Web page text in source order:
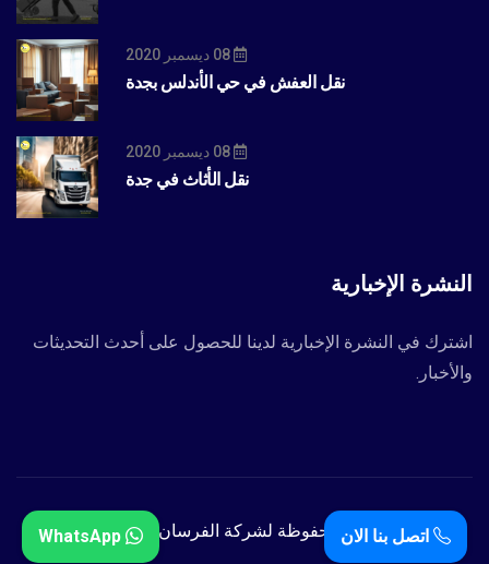
نقل العفش في حي الأندلس بجدة
نقل الأثاث في جدة
النشرة الإخبارية
اشترك في النشرة الإخبارية لدينا للحصول على أحدث التحديثات
والأخبار.
جميع الحقوق محفوظة لشركة الفرسان المميزة 2024.
اتصل بنا الان